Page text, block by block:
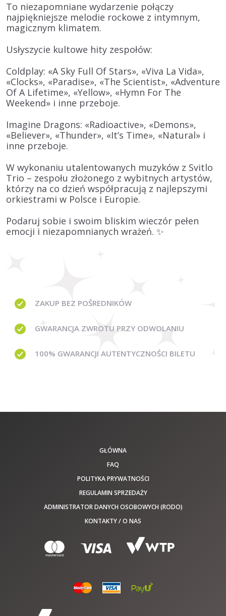
To niezapomniane wydarzenie połączy
najpiękniejsze melodie rockowe z intymnym,
magicznym klimatem.
Usłyszycie kultowe hity zespołów:
Coldplay: «A Sky Full Of Stars», «Viva La Vida»,
«Clocks», «Paradise», «The Scientist», «Adventure
Of A Lifetime», «Yellow», «Hymn For The
Weekend» i inne przeboje.
Imagine Dragons: «Radioactive», «Demons»,
«Believer», «Thunder», «It’s Time», «Natural» i
inne przeboje.
W wykonaniu utalentowanych muzyków z Svitlo
Trio – zespołu złożonego z wybitnych artystów,
którzy na co dzień współpracują z najlepszymi
orkiestrami w Polsce i Europie.
Podaruj sobie i swoim bliskim wieczór pełen
emocji i niezapomnianych wrażeń. ✨
ZAKUP BEZ POŚREDNIKÓW
GWARANCJA ZWROTU PRZY ODWOLANIU
100% GWARANCJI AUTENTYCZNOŚCI BILETU
GŁÓWNA
FAQ
POLITYKA PRYWATNOŚCI
REGULAMIN SPRZEDAŻY
ADMINISTRATOR DANYCH OSOBOWYCH (RODO)
KONTAKTY / O NAS